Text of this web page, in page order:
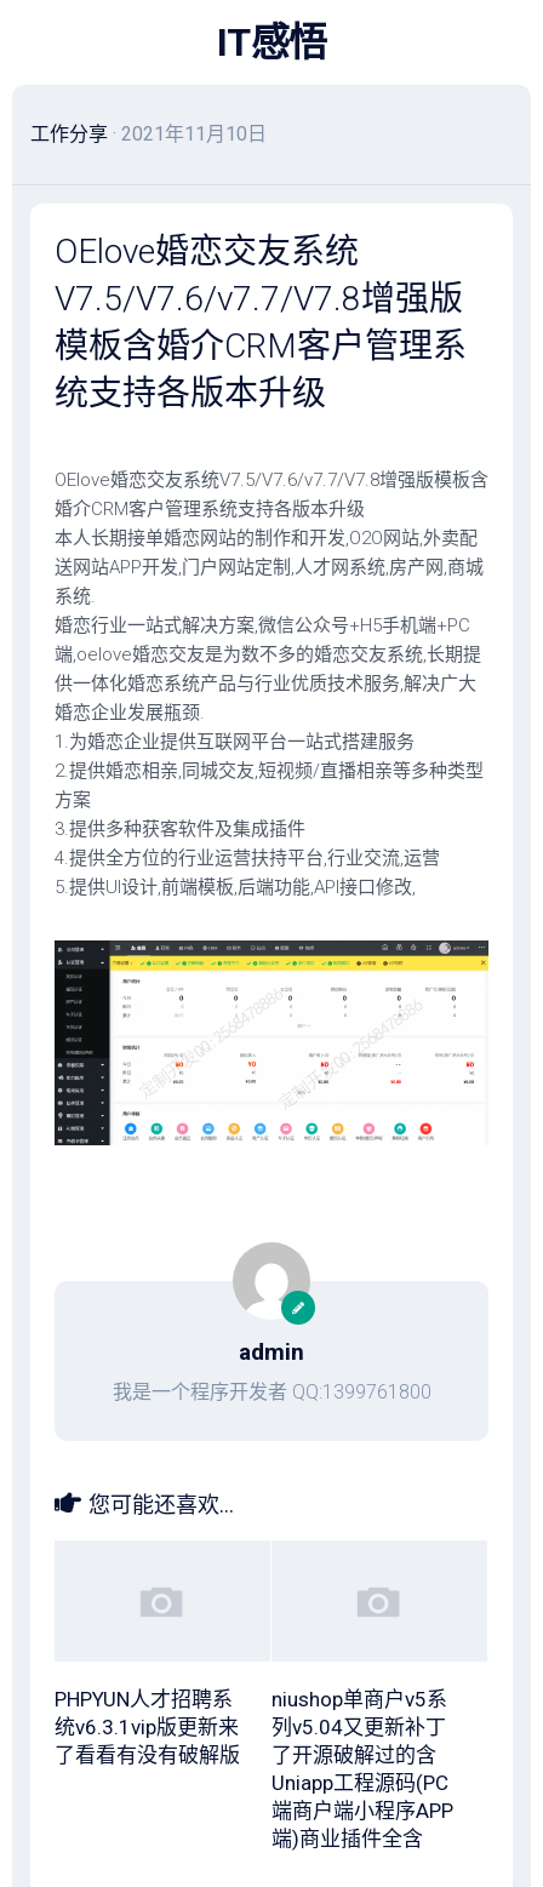
IT感悟
工作分享 · 2021年11月10日
OElove婚恋交友系统
V7.5/V7.6/v7.7/V7.8增强版
模板含婚介CRM客户管理系
统支持各版本升级
OElove婚恋交友系统V7.5/V7.6/v7.7/V7.8增强版模板含
婚介CRM客户管理系统支持各版本升级
本人长期接单婚恋网站的制作和开发,O2O网站,外卖配
送网站APP开发,门户网站定制,人才网系统,房产网,商城
系统.
婚恋行业一站式解决方案,微信公众号+H5手机端+PC
端,oelove婚恋交友是为数不多的婚恋交友系统,长期提
供一体化婚恋系统产品与行业优质技术服务,解决广大
婚恋企业发展瓶颈.
1.为婚恋企业提供互联网平台一站式搭建服务
2.提供婚恋相亲,同城交友,短视频/直播相亲等多种类型
方案
3.提供多种获客软件及集成插件
4.提供全方位的行业运营扶持平台,行业交流,运营
5.提供UI设计,前端模板,后端功能,API接口修改,
admin
我是一个程序开发者 QQ:1399761800
您可能还喜欢...
PHPYUN人才招聘系
统v6.3.1vip版更新来
了看看有没有破解版
niushop单商户v5系
列v5.04又更新补丁
了开源破解过的含
Uniapp工程源码(PC
端商户端小程序APP
端)商业插件全含